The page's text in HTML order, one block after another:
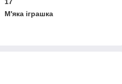
17
М'яка іграшка